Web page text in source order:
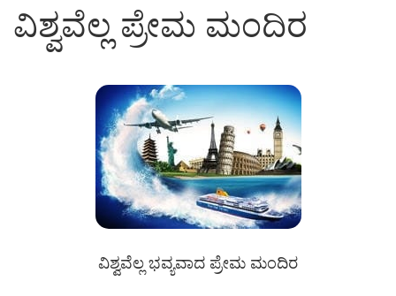
ವಿಶ್ವವೆಲ್ಲ ಪ್ರೇಮ ಮಂದಿರ
ವಿಶ್ವವೆಲ್ಲ ಭವ್ಯವಾದ ಪ್ರೇಮ ಮಂದಿರ